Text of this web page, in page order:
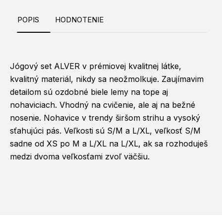
POPIS HODNOTENIE
Jógový set ALVER v prémiovej kvalitnej látke,
kvalitný materiál, nikdy sa neožmolkuje. Zaujímavim
detailom sú ozdobné biele lemy na tope aj
nohaviciach. Vhodný na cvičenie, ale aj na bežné
nosenie. Nohavice v trendy širšom strihu a vysoký
sťahujúci pás. Veľkosti sú S/M a L/XL, veľkosť S/M
sadne od XS po M a L/XL na L/XL, ak sa rozhoduješ
medzi dvoma veľkosťami zvoľ väčšiu.